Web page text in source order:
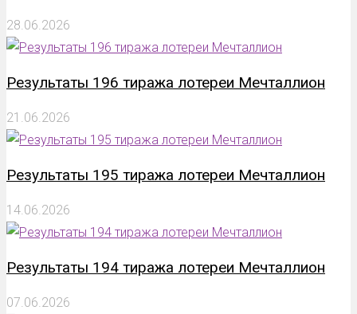
28.06.2026
Результаты 196 тиража лотереи Мечталлион
21.06.2026
Результаты 195 тиража лотереи Мечталлион
14.06.2026
Результаты 194 тиража лотереи Мечталлион
07.06.2026